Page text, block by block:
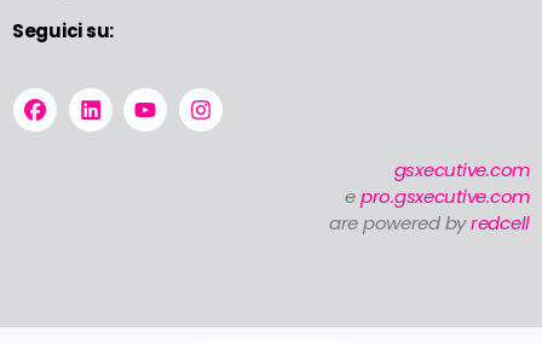
Seguici su:
gsxecutive.com
epro.gsxecutive.com
are powered byredcell